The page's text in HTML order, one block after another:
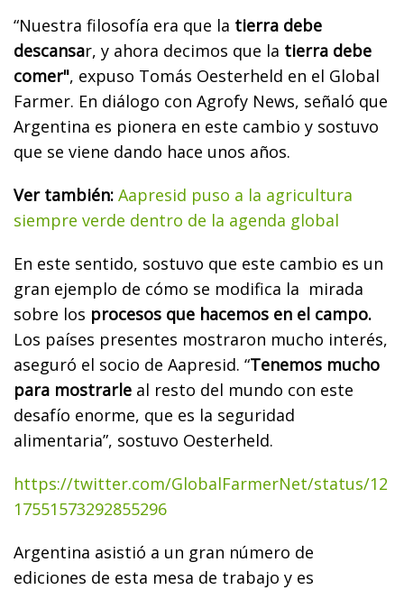
“Nuestra filosofía era que la tierra debe
descansar, y ahora decimos que la tierra debe
comer", expuso Tomás Oesterheld en el Global
Farmer. En diálogo con Agrofy News, señaló que
Argentina es pionera en este cambio y sostuvo
que se viene dando hace unos años.
Ver también: Aapresid puso a la agricultura
siempre verde dentro de la agenda global
En este sentido, sostuvo que este cambio es un
gran ejemplo de cómo se modifica la mirada
sobre los procesos que hacemos en el campo.
Los países presentes mostraron mucho interés,
aseguró el socio de Aapresid. “Tenemos mucho
para mostrarle al resto del mundo con este
desafío enorme, que es la seguridad
alimentaria”, sostuvo Oesterheld.
https://twitter.com/GlobalFarmerNet/status/12
17551573292855296
Argentina asistió a un gran número de
ediciones de esta mesa de trabajo y es